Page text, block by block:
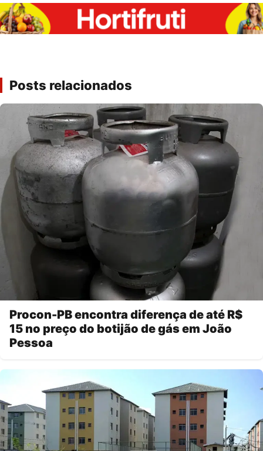
Posts relacionados
Procon-PB encontra diferença de até R$
15 no preço do botijão de gás em João
Pessoa